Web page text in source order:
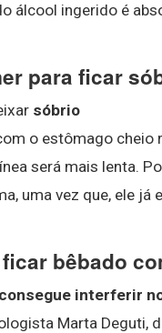
álcool ingerido é
para ficar
sóbrio
o estômago cheio
será mais lenta.
uma vez que, ele já
bêbado
interferir
Marta Deguti,